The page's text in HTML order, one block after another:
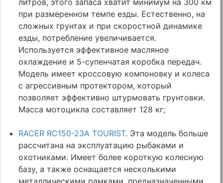
при размеренном темпе езды. Естественно, на
сложных грунтах и при скоростной динамике
езды, потребление увеличивается.
Используется эффективное масляное
охлаждение и 5-супенчатая коробка передач.
Модель имеет кроссовую компоновку и колеса
с агрессивным протектором, который
позволяет эффективно штурмовать грунтовки.
Масса мотоцикла составляет 128 кг;
RACER RC150-23A TOURIST. Эта модель больше
рассчитана на эксплуатацию рыбаками и
охотниками. Имеет более короткую колесную
базу, а также оснащается несколькими
металлическими рамками, предназначенными